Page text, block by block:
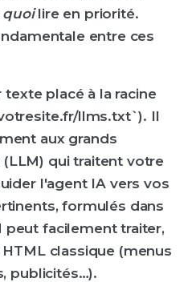
quoilire en priorité.
entre ces
placé à la racine
llms.txt`). Il
aux grands
qui traitent votre
l'agent IA vers vos
formulés dans
peut facilement traiter,
classique (menus
publicités…).